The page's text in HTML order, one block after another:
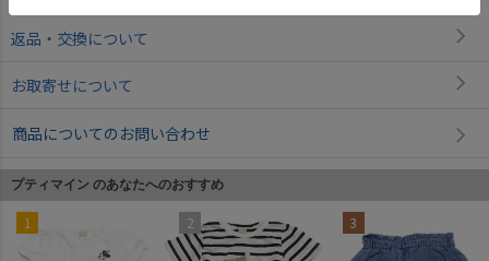
返品・交換について
お取寄せについて
商品についてのお問い合わせ
プティマイン のあなたへのおすすめ
1 2 3